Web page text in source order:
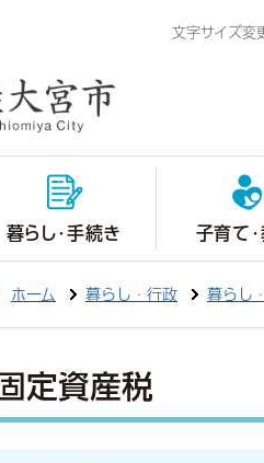
文字サイズ変
暮らし・手続き 子育て
ホーム 暮らし・行政 暮らし
固定資産税